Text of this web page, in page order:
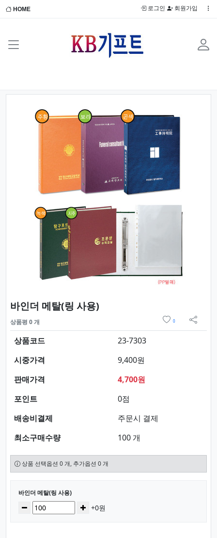
HOME 로그인 회원가입
바인더 메탈(링 사용)
상품평 0 개 0
sns 공
상품코드
23-7303
시중가격
9,400원
판매가격
4,700원
포인트
0점
배송비결제
주문시 결제
최소구매수량
100 개
상품 선택옵션 0 개, 추가옵션 0 개
선택된 옵션
바인더 메탈(링 사용)
수량감소 증가+0원